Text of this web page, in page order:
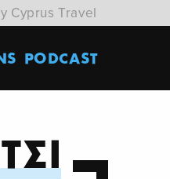
Cyprus Travel
PODCAST